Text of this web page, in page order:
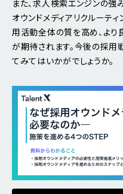
また、求人検索エンジンの強
オウンドメディアリクルーテ
用活動全体の質を高め、よ
が期待されます。今後の採用
てみてはいかがでしょうか。